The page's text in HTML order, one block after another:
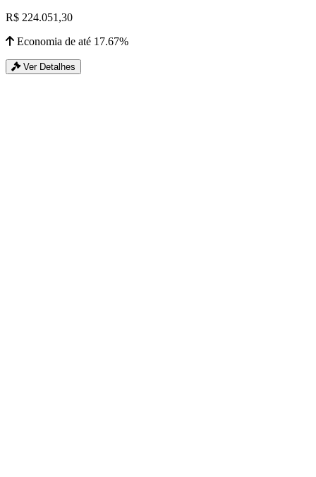
R$ 224.051,30
Economia de até 17.67%
Ver Detalhes